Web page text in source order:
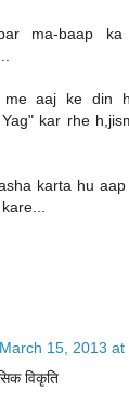
ma-baap
me aaj ke din
kar rhe
karta hu
March 15, 2013 at
विकृति